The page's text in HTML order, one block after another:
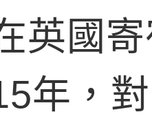
英國
年，